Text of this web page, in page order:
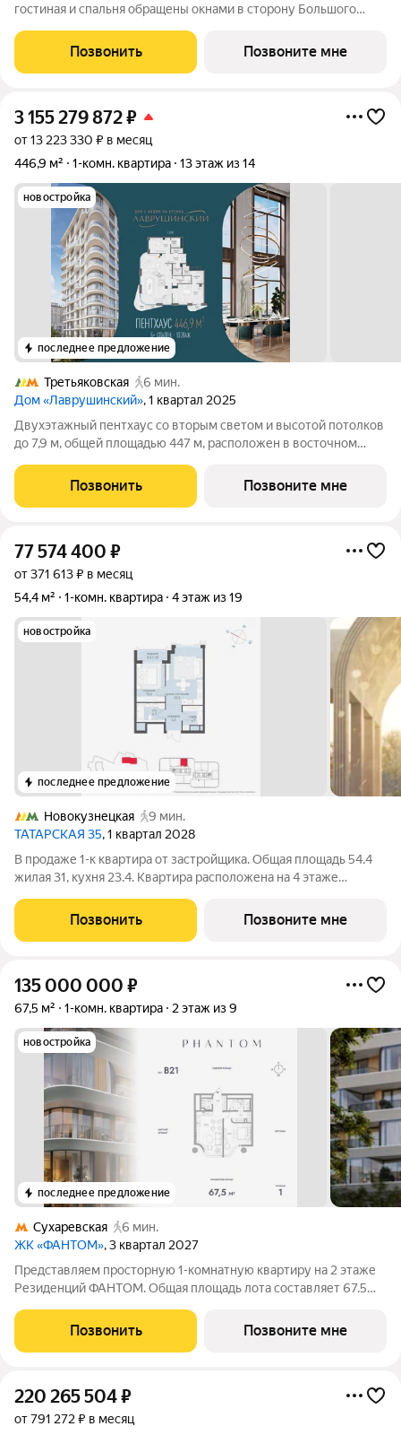
гостиная и спальня обращены окнами в сторону Большого
пространство воздухом. Продуманная планировка позволяет
разместить одну спальную комнату с
Позвонить Позвоните мне
3 155 279 872₽
от 13 223 330 ₽ в месяц
446,9 м²
1-комн. квартира 13 этаж из 14
новостройка
последнее предложение
Третьяковская
6 мин.
Дом «Лаврушинский», 1 квартал 2025
Двухэтажный пентхаус со вторым светом и высотой потолков
до 7,9 м, общей площадью 447 м, расположен в восточном
доме представлен всего один пентхаус с таким
пространством. Моллированные окна
Позвонить Позвоните мне
77 574 400 ₽
от 371 613 ₽ в месяц
54,4 м²
1-комн. квартира 4 этаж из 19
новостройка
последнее предложение
Новокузнецкая
9 мин.
ТАТАРСКАЯ 35, 1 квартал 2028
В продаже 1-к квартира от застройщика. Общая площадь 54.4
жилая 31, кухня 23.4. Квартира расположена на 4 этаже
Срок сдачи: 3 кв. 2028 года. ТАТАРСКАЯ 35 - элитная
резиденция рядом с Кремлём
Позвонить Позвоните мне
135 000 000 ₽
67,5 м² 1-комн. квартира 2 этаж из 9
новостройка
последнее предложение
Сухаревская
6 мин.
ЖК «ФАНТОМ», 3 квартал 2027
Представляем просторную 1-комнатную квартиру на 2 этаже
Резиденций ФАНТОМ. Общая площадь лота составляет 67.5
большую кухню-гостиную и гостевой санузел. В квартире
выполнена финишная отделка с
Позвонить Позвоните мне
220 265 504₽
от 791 272 ₽ в месяц